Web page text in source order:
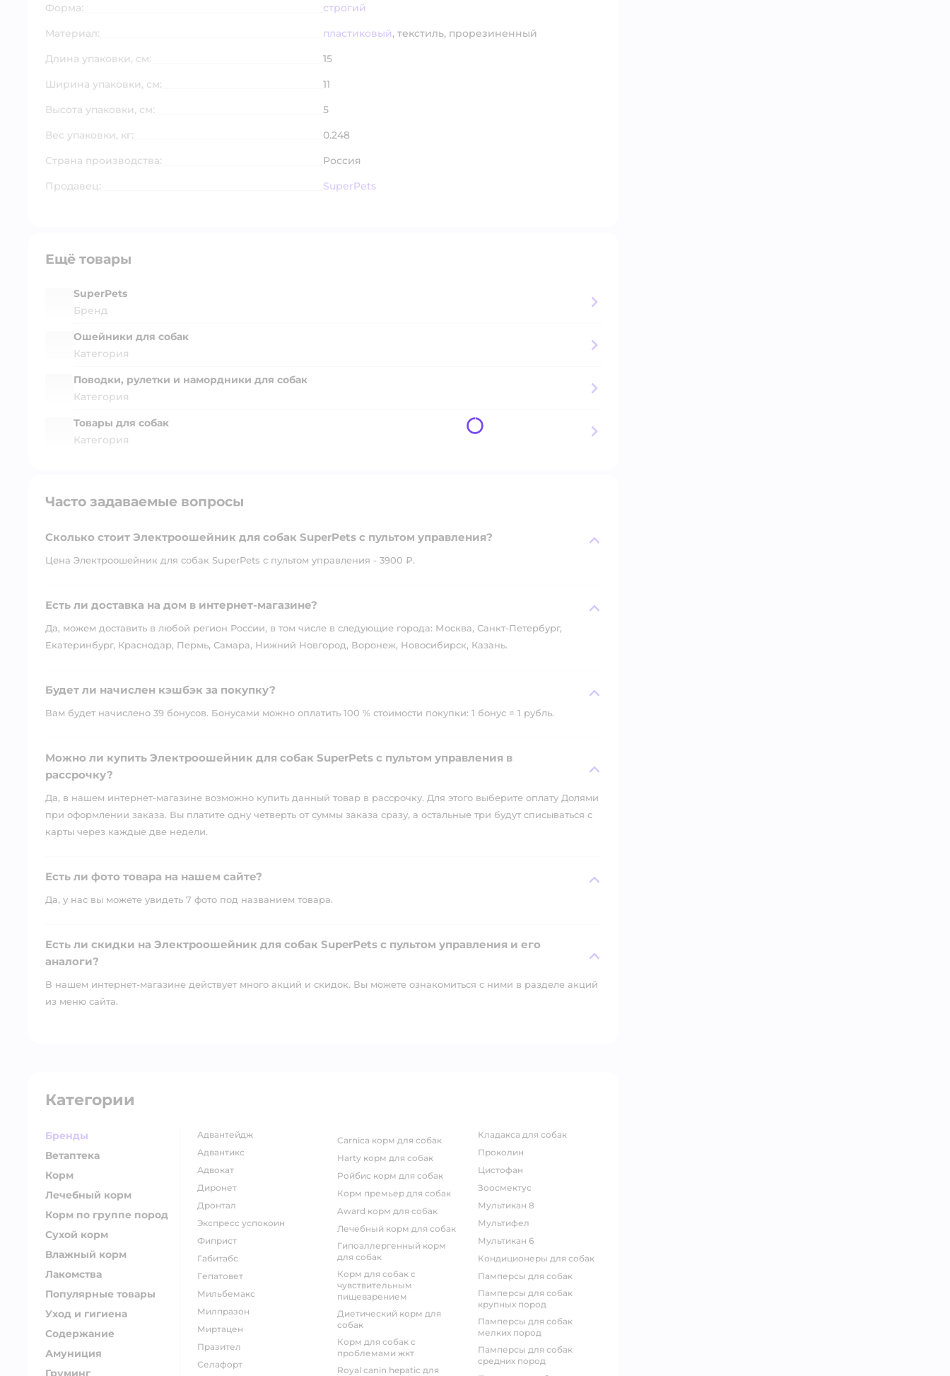
Форма:
строгий
Материал:
пластиковый, текстиль, прорезиненный
Длина упаковки, см:
15
Ширина упаковки, см:
11
Высота упаковки, см:
5
Вес упаковки, кг:
0.248
Страна производства:
Россия
Продавец:
SuperPets
Ещё товары
SuperPets
Бренд
Ошейники для собак
Категория
Поводки, рулетки и намордники для собак
Категория
Товары для собак
Категория
Часто задаваемые вопросы
Сколько стоит Электроошейник для собак SuperPets с пультом управления?
Цена Электроошейник для собак SuperPets с пультом управления - 3900 ₽.
Есть ли доставка на дом в интернет-магазине?
Да, можем доставить в любой регион России, в том числе в следующие города: Москва, Санкт-Петербург,
Екатеринбург, Краснодар, Пермь, Самара, Нижний Новгород, Воронеж, Новосибирск, Казань.
Будет ли начислен кэшбэк за покупку?
Вам будет начислено 39 бонусов. Бонусами можно оплатить 100 % стоимости покупки: 1 бонус = 1 рубль.
Можно ли купить Электроошейник для собак SuperPets с пультом управления в
рассрочку?
Да, в нашем интернет-магазине возможно купить данный товар в рассрочку. Для этого выберите оплату Долями
при оформлении заказа. Вы платите одну четверть от суммы заказа сразу, а остальные три будут списываться с
карты через каждые две недели.
Есть ли фото товара на нашем сайте?
Да, у нас вы можете увидеть 7 фото под названием товара.
Есть ли скидки на Электроошейник для собак SuperPets с пультом управления и его
аналоги?
В нашем интернет-магазине действует много акций и скидок. Вы можете ознакомиться с ними в разделе акций
из меню сайта.
Категории
Бренды
Ветаптека
Корм
Лечебный корм
Корм по группе пород
Сухой корм
Влажный корм
Лакомства
Популярные товары
Уход и гигиена
Содержание
Амуниция
Груминг
адвантейдж
адвантикс
адвокат
диронет
дронтал
экспресс успокоин
фиприст
габитабс
гепатовет
мильбемакс
милпразон
миртацен
празител
селафорт
carnica корм для собак
harty корм для собак
ройбис корм для собак
корм премьер для собак
award корм для собак
лечебный корм для собак
гипоаллергенный корм
для собак
корм для собак с
чувствительным
пищеварением
диетический корм для
собак
корм для собак с
проблемами жкт
royal canin hepatic для
кладакса для собак
проколин
цистофан
зоосмектус
мультикан 8
мультифел
мультикан 6
кондиционеры для собак
памперсы для собак
памперсы для собак
крупных пород
памперсы для собак
мелких пород
памперсы для собак
средних пород